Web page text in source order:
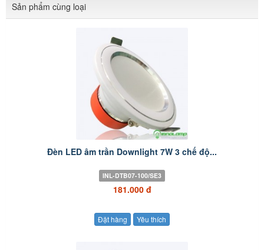
Sản phẩm cùng loại
Đèn LED âm trần Downlight 7W 3 chế độ...
INL-DTB07-100/SE3
181.000 đ
Đặt hàng Yêu thích